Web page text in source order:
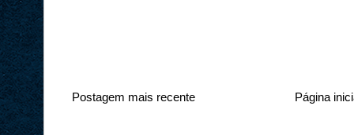
Postagem mais recente Página